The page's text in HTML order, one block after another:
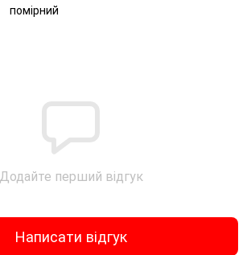
помірний
Додайте перший відгук
Написати відгук